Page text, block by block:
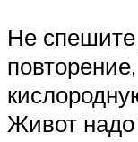
Не
Живот надо